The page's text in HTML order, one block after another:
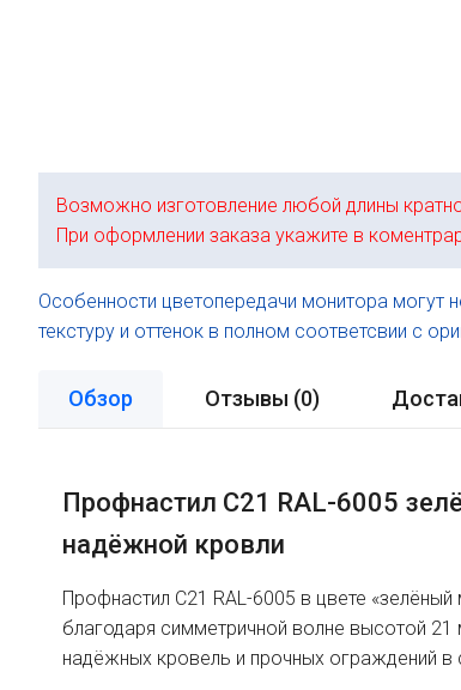
Возможно изготовление любой длины
При оформлении заказа укажите в
Особенности цветопередачи монитора могут
текстуру и оттенок в полном соответсвии с
Обзор Отзывы (0)
Профнастил C21 RAL-6005
надёжной кровли
Профнастил C21 RAL-6005 в цвете
благодаря симметричной волне высотой
надёжных кровель и прочных ограждений